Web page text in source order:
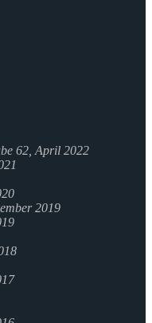
62, April 2022
2019